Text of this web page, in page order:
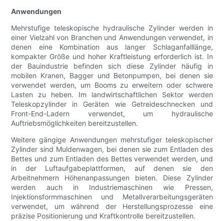
Anwendungen
Mehrstufige teleskopische hydraulische Zylinder werden in
einer Vielzahl von Branchen und Anwendungen verwendet, in
denen eine Kombination aus langer Schlaganfalllänge,
kompakter Größe und hoher Kraftleistung erforderlich ist. In
der Bauindustrie befinden sich diese Zylinder häufig in
mobilen Kranen, Bagger und Betonpumpen, bei denen sie
verwendet werden, um Booms zu erweitern oder schwere
Lasten zu heben. Im landwirtschaftlichen Sektor werden
Teleskopzylinder in Geräten wie Getreideschnecken und
Front-End-Ladern verwendet, um hydraulische
Auftriebsmöglichkeiten bereitzustellen.
Weitere gängige Anwendungen mehrstufiger teleskopischer
Zylinder sind Muldenwagen, bei denen sie zum Entladen des
Bettes und zum Entladen des Bettes verwendet werden, und
in der Luftaufgabeplattformen, auf denen sie den
Arbeitnehmern Höhenanpassungen bieten. Diese Zylinder
werden auch in Industriemaschinen wie Pressen,
Injektionsformmaschinen und Metallverarbeitungsgeräten
verwendet, um während der Herstellungsprozesse eine
präzise Positionierung und Kraftkontrolle bereitzustellen.